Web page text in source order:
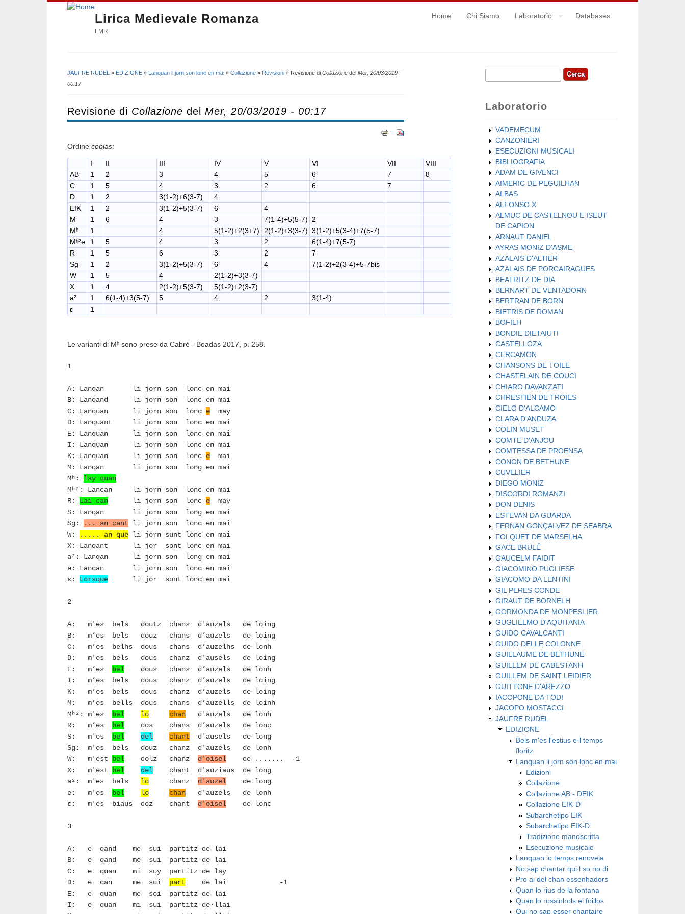
Lirica Medievale Romanza
LMR
Home Chi Siamo Laboratorio Databases
Tu sei qui
JAUFRE RUDEL » EDIZIONE » Lanquan li jorn son lonc en mai » Collazione » Revisioni » Revisione di Collazione del Mer, 20/03/2019 -
00:17
Revisione di Collazione del Mer, 20/03/2019 - 00:17
Ordine coblas:
I II III IV V VI VII
VIII
AB
1 2 3 4 5 6 7
8
C
1 5 4 3 2 6
7
D
1 2 3(1-2)+6(3-7)
4
EIK
1 2 3(1-2)+5(3-7) 6
4
M
1 6 4 3 7(1-4)+5(5-7) 2
Mʰ
1 4 5(1-2)+2(3+7) 2(1-2)+3(3-7) 3(1-2)+5(3-4)+7(5-7)
Mʰ²e
1 5 4 3 2
6(1-4)+7(5-7)
R
1 5 6 3 2
7
Sg
1 2 3(1-2)+5(3-7) 6 4
7(1-2)+2(3-4)+5-7bis
W
1 5 4
2(1-2)+3(3-7)
X
1 4 2(1-2)+5(3-7)
5(1-2)+2(3-7)
a²
1 6(1-4)+3(5-7) 5 4 2
3(1-4)
ε
1
Le varianti di Mʰ sono prese da Cabré - Boadas 2017, p. 258.
1
A: Lanqan li jorn son lonc en mai
B: Lanqand li jorn son lonc en mai
C: Lanquan li jorn son lonc e may
D: Lanquant li jorn son lonc en mai
E: Lanquan li jorn son lonc en mai
I: Lanquan li jorn son lonc en mai
K: Lanquan li jorn son lonc e mai
M: Lanqan li jorn son long en mai
Mʰ: lay quan
Mʰ²: Lancan li jorn son lonc en mai
R: Lai can li jorn son lonc e may
S: Lanqan li jorn son long en mai
Sg:
... an cant li jorn son lonc en mai
W:
..... an que li jorn sunt lonc en mai
X: Lanqant li jor sont lonc en mai
a²: Lanqan li jorn son long en mai
e: Lancan li jorn son lonc en mai
ε: Lorsque li jor sont lonc en mai
2
A: m'es bels doutz chans d'auzels de loing
B: m’es bels douz chans d’auzels de loing
C: m’es belhs dous chans d’auzelhs de lonh
D: m'es bels dous chanz d'ausels de loing
E: m’es bel dous chans d’auzels de lonh
I: m’es bels dous chanz d’auzels de loing
K: m’es bels dous chanz d’auzels de loing
M: m’es bells dous chans d’auzells de loinh
Mʰ²: m'es bel lo chan d'auzels de lonh
R: m’es bel dos chans d’auzels de lonc
S: m'es bel del chant d'ausels de long
Sg: m'es bels douz chanz d'auzels de lonh
W: m'est bel dolz chanz d'oisel de ....... -1
X: m'est bel del chant d'auziaus de long
a²: m'es bels lo chanz d'auzel de long
e: m'es bel lo chan d'auzels de lonh
ε: m'es biaus doz chant d'oisel de lonc
3
A: e qand me sui partitz de lai
B: e qand me sui partitz de lai
C: e quan mi suy partitz de lay
D: e can me sui part de lai -1
E: e quan me soi partitz de lai
I: e quan mi sui partitz de·llai
Form di ricerca
Cerca
Laboratorio
VADEMECUM
CANZONIERI
ESECUZIONI MUSICALI
BIBLIOGRAFIA
ADAM DE GIVENCI
AIMERIC DE PEGUILHAN
ALBAS
ALFONSO X
ALMUC DE CASTELNOU E ISEUT
DE CAPION
ARNAUT DANIEL
AYRAS MONIZ D'ASME
AZALAIS D'ALTIER
AZALAIS DE PORCAIRAGUES
BEATRITZ DE DIA
BERNART DE VENTADORN
BERTRAN DE BORN
BIETRIS DE ROMAN
BOFILH
BONDIE DIETAIUTI
CASTELLOZA
CERCAMON
CHANSONS DE TOILE
CHASTELAIN DE COUCI
CHIARO DAVANZATI
CHRESTIEN DE TROIES
CIELO D'ALCAMO
CLARA D'ANDUZA
COLIN MUSET
COMTE D'ANJOU
COMTESSA DE PROENSA
CONON DE BETHUNE
CUVELIER
DIEGO MONIZ
DISCORDI ROMANZI
DON DENIS
ESTEVAN DA GUARDA
FERNAN GONÇALVEZ DE SEABRA
FOLQUET DE MARSELHA
GACE BRULÉ
GAUCELM FAIDIT
GIACOMINO PUGLIESE
GIACOMO DA LENTINI
GIL PERES CONDE
GIRAUT DE BORNELH
GORMONDA DE MONPESLIER
GUGLIELMO D'AQUITANIA
GUIDO CAVALCANTI
GUIDO DELLE COLONNE
GUILLAUME DE BETHUNE
GUILLEM DE CABESTANH
GUILLEM DE SAINT LEIDIER
GUITTONE D'AREZZO
IACOPONE DA TODI
JACOPO MOSTACCI
JAUFRE RUDEL
EDIZIONE
Bels m'es l'estius e·l temps
floritz
Lanquan li jorn son lonc en mai
Edizioni
Collazione
Collazione AB - DEIK
Collazione EIK-D
Subarchetipo EIK
Subarchetipo EIK-D
Tradizione manoscritta
Esecuzione musicale
Lanquan lo temps renovela
No sap chantar qui∙l so no di
Pro ai del chan essenhadors
Quan lo rius de la fontana
Quan lo rossinhols el foillos
Qui no sap esser chantaire